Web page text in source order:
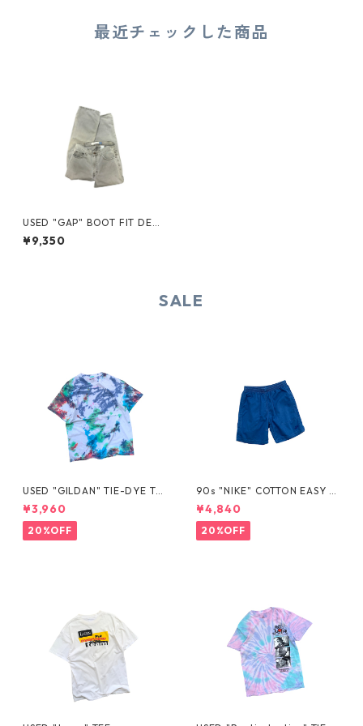
最近チェックした商品
USED "GAP" BOOT FIT DENI
M PANTS
¥9,350
SALE
USED "GILDAN" TIE-DYE TE
E
¥3,960
20%OFF
90s "NIKE" COTTON EASY S
HORTS
¥4,840
20%OFF